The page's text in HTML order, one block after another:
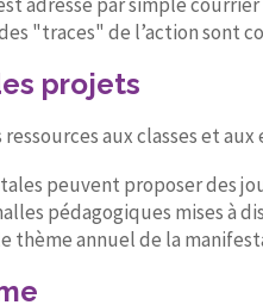
"traces" de l’action
projets
aux classes et
peuvent proposer des
pédagogiques mises à
thème annuel de la